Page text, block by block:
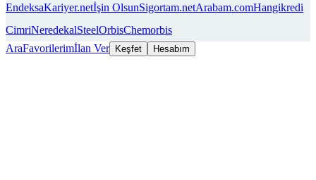
EndeksaKariyer.netİşin OlsunSigortam.netArabam.comHangikredi
CimriNeredekalSteelOrbisChemorbis
AraFavorilerimİlan Ver Keşfet Hesabım